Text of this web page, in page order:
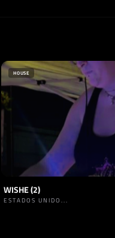
HOUSE
WISHE (2)
ESTADOS UNIDO...